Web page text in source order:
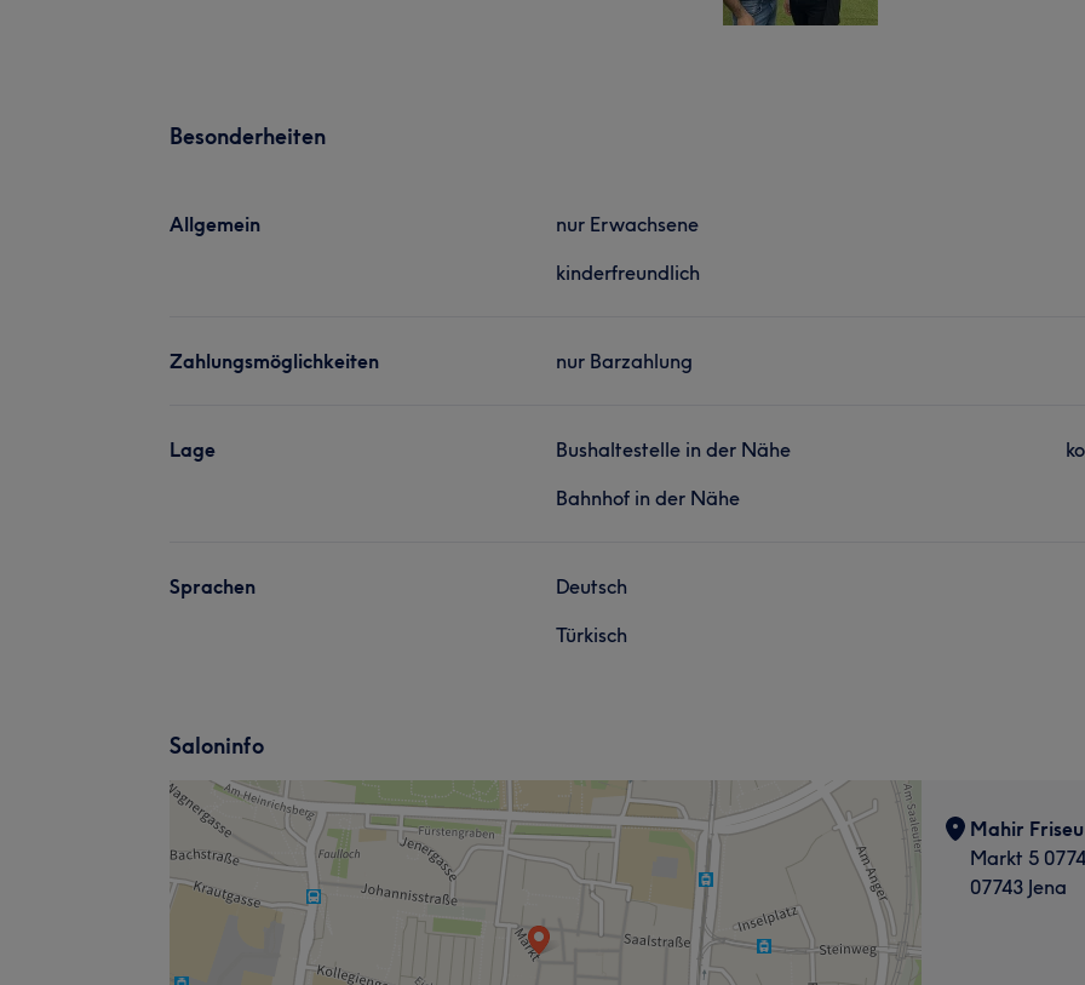
Besonderheiten
Allgemein
nur Erwachsene
kinderfreundlich
Zahlungsmöglichkeiten nur Barzahlung
Lage
Bushaltestelle in der Nähe
Bahnhof in der Nähe
Sprachen
Deutsch
Türkisch
Saloninfo
Mahir
Markt 5
07743 Jena